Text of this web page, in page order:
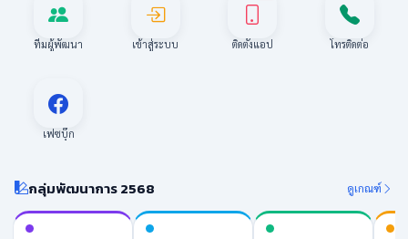
ทีมผู้พัฒนา เข้าสู่ระบบ ติดตั้งแอป โทรติดต่อ
เฟซบุ๊ก
กลุ่มพัฒนาการ 2568 ดูเกณฑ์